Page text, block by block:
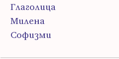
Глаголица
Милена
Софизми